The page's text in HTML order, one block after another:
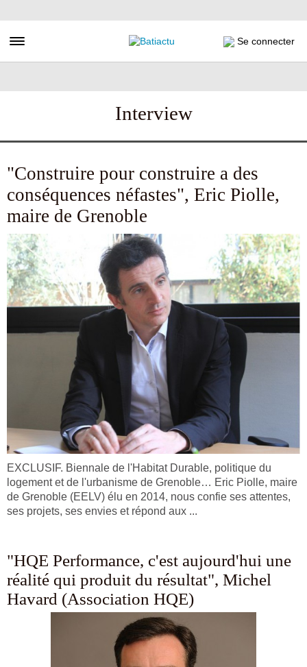
au
principal
Toggle navigation Se connecter
Interview
"Construire pour construire a des
conséquences néfastes", Eric Piolle,
maire de Grenoble
EXCLUSIF. Biennale de l'Habitat Durable, politique du
logement et de l'urbanisme de Grenoble… Eric Piolle, maire
de Grenoble (EELV) élu en 2014, nous confie ses attentes,
ses projets, ses envies et répond aux ...
"HQE Performance, c'est aujourd'hui une
réalité qui produit du résultat", Michel
Havard (Association HQE)